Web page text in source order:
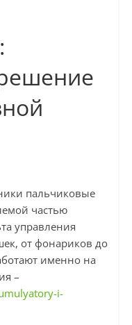
пальчиковые
частью
управления
от фонариков до
именно на
–
i-